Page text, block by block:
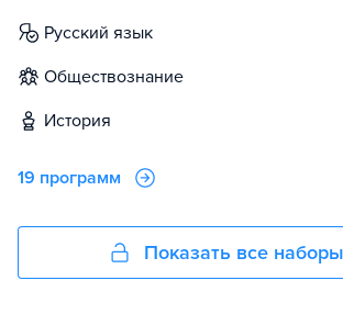
русский язык
обществознание
история
19 программ
Показать все